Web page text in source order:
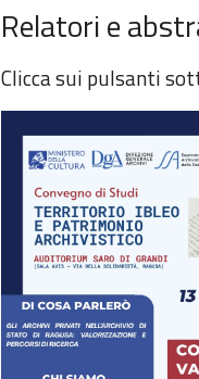
Relatori e
Clicca sui pulsanti